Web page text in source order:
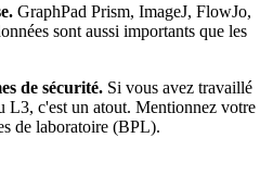
GraphPad Prism, ImageJ, FlowJo,
sont aussi importants que les
de sécurité. Si vous avez travaillé
L3, c'est un atout. Mentionnez votre
de laboratoire (BPL).